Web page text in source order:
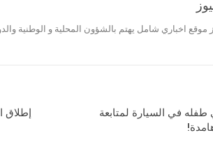
موقع اخباري شامل يهتم بالشؤون المحلية و الوطنية
في السيارة لمتابعة
إطلاق